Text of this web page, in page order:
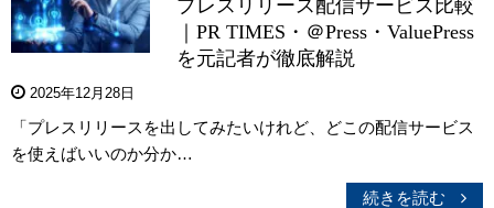
プレスリリース配信サービス比較
｜PR TIMES・＠Press・ValuePress
を元記者が徹底解説
2025年12月28日
「プレスリリースを出してみたいけれど、どこの配信サービス
を使えばいいのか分か…
続きを読む